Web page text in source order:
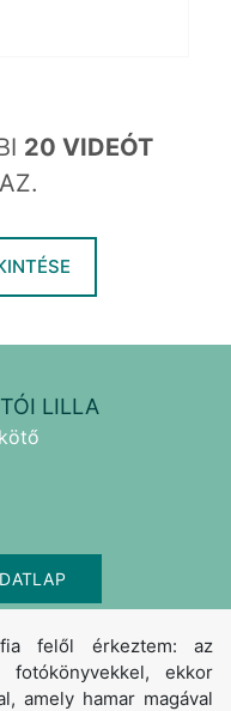
20 VIDEÓT
LILLA
felől érkeztem: az
fotókönyvekkel, ekkor
amely hamar magával